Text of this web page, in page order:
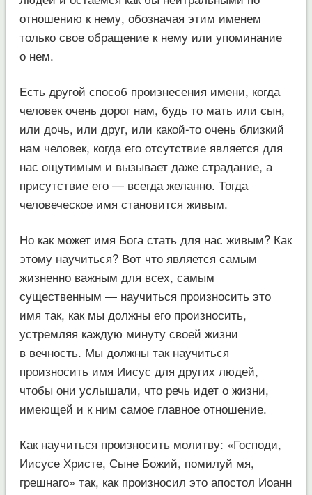
отношению к нему, обозначая этим именем
только свое обращение к нему или упоминание
о нем.
Есть другой способ произнесения имени, когда
человек очень дорог нам, будь то мать или сын,
или дочь, или друг, или какой-то очень близкий
нам человек, когда его отсутствие является для
нас ощутимым и вызывает даже страдание, а
присутствие его — всегда желанно. Тогда
человеческое имя становится живым.
Но как может имя Бога стать для нас живым? Как
этому научиться? Вот что является самым
жизненно важным для всех, самым
существенным — научиться произносить это
имя так, как мы должны его произносить,
устремляя каждую минуту своей жизни
в вечность. Мы должны так научиться
произносить имя Иисус для других людей,
чтобы они услышали, что речь идет о жизни,
имеющей и к ним самое главное отношение.
Как научиться произносить молитву: «Господи,
Иисусе Христе, Сыне Божий, помилуй мя,
грешнаго» так, как произносил это апостол Иоанн